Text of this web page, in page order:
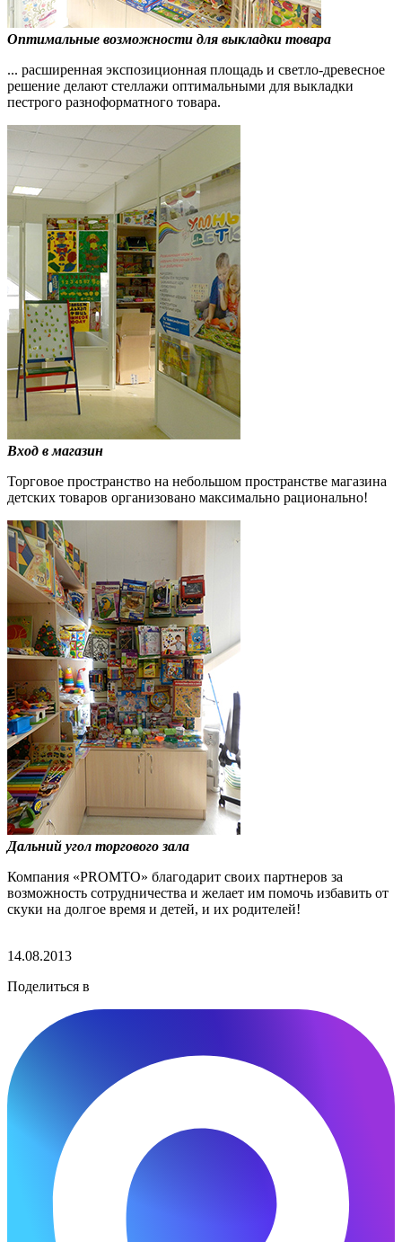
Оптимальные возможности для выкладки товара
... расширенная экспозиционная площадь и светло-древесное
решение делают стеллажи оптимальными для выкладки
пестрого разноформатного товара.
Вход в магазин
Торговое пространство на небольшом пространстве магазина
детских товаров организовано максимально рационально!
Дальний угол торгового зала
Компания «PROMTO» благодарит своих партнеров за
возможность сотрудничества и желает им помочь избавить от
скуки на долгое время и детей, и их родителей!
14.08.2013
Поделиться в